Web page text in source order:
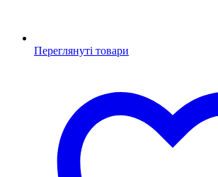
Переглянуті товари